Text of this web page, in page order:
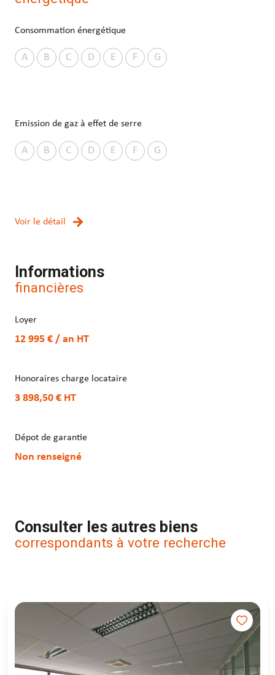
Consommation énergétique
A B C D E F G
Emission de gaz à effet de serre
A B C D E F G
Voir le détail
Informations
financières
Loyer
12 995 € / an HT
Honoraires charge locataire
3 898,50 € HT
Dépot de garantie
Non renseigné
Consulter les autres biens
correspondants à votre recherche